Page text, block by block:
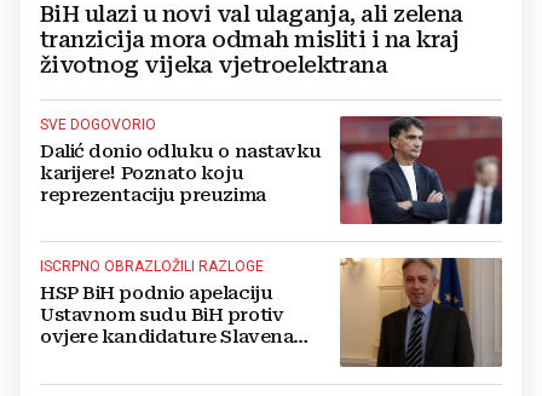
BiH ulazi u novi val ulaganja, ali zelena
tranzicija mora odmah misliti i na kraj
životnog vijeka vjetroelektrana
SVE DOGOVORIO
Dalić donio odluku o nastavku
karijere! Poznato koju
reprezentaciju preuzima
ISCRPNO OBRAZLOŽILI RAZLOGE
HSP BiH podnio apelaciju
Ustavnom sudu BiH protiv
ovjere kandidature Slavena